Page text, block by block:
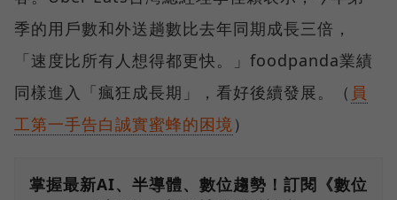
季的用戶數和外送趟數比去年同期成長三倍，
「速度比所有人想得都更快。」foodpanda業績
同樣進入「瘋狂成長期」，看好後續發展。（ 員
工第一手告白誠實蜜蜂的困境）
掌握最新AI、半導體、數位趨勢！訂閱《數位